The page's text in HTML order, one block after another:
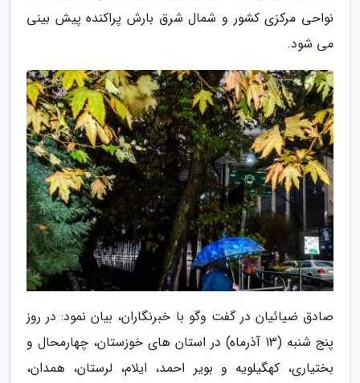
نواحی مرکزی کشور و شمال شرق بارش پراکنده پیش بینی
می شود.
صادق ضیائیان در گفت وگو با خبرنگاران، بیان نمود: در روز
پنج شنبه (13 آذرماه) در استان های خوزستان، چهارمحال و
بختیاری، کهگیلویه و بویر احمد، ایلام، لرستان، همدان،